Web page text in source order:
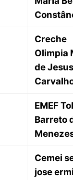
Creche
Olimpia
de Jesus
EMEF
Barreto
Cemei
jose